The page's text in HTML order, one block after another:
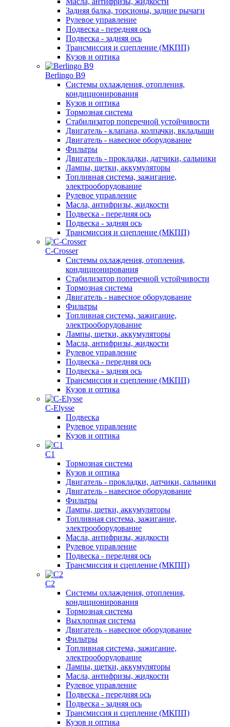
Задняя балка, торсионы, задние рычаги
Рулевое управление
Подвеска - передняя ось
Подвеска - задняя ось
Трансмиссия и сцепление (МКПП)
Кузов и оптика
Berlingo B9
Системы охлаждения, отопления,
кондиционирования
Кузов и оптика
Тормозная система
Стабилизатор поперечной устойчивости
Двигатель - клапана, колпачки, вкладыши
Двигатель - навесное оборудование
Фильтры
Двигатель - прокладки, датчики, сальники
Лампы, щетки, аккумуляторы
Топливная система, зажигание,
электрооборудование
Рулевое управление
Масла, антифризы, жидкости
Подвеска - передняя ось
Подвеска - задняя ось
Трансмиссия и сцепление (МКПП)
С-Сrosser
Системы охлаждения, отопления,
кондиционирования
Стабилизатор поперечной устойчивости
Тормозная система
Двигатель - навесное оборудование
Фильтры
Топливная система, зажигание,
электрооборудование
Лампы, щетки, аккумуляторы
Масла, антифризы, жидкости
Рулевое управление
Подвеска - передняя ось
Подвеска - задняя ось
Трансмиссия и сцепление (МКПП)
Кузов и оптика
C-Elysse
Подвеска
Рулевое управление
Кузов и оптика
C1
Тормозная система
Кузов и оптика
Двигатель - прокладки, датчики, сальники
Двигатель - навесное оборудование
Фильтры
Лампы, щетки, аккумуляторы
Топливная система, зажигание,
электрооборудование
Масла, антифризы, жидкости
Рулевое управление
Подвеска - передняя ось
Трансмиссия и сцепление (МКПП)
C2
Системы охлаждения, отопления,
кондиционирования
Тормозная система
Выхлопная система
Двигатель - навесное оборудование
Фильтры
Топливная система, зажигание,
электрооборудование
Лампы, щетки, аккумуляторы
Масла, антифризы, жидкости
Рулевое управление
Подвеска - передняя ось
Подвеска - задняя ось
Трансмиссия и сцепление (МКПП)
Кузов и оптика